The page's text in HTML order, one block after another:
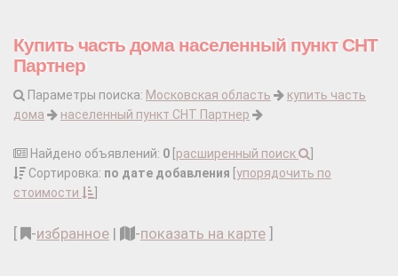
Купить часть дома населенный пункт СНТ
Партнер
Параметры поиска: Московская область
купить часть
дома
населенный пункт СНТ Партнер
Найдено объявлений: 0 расширенный поиск
Сортировка: по дате добавления упорядочить по
стоимости
-избранное | -показать на карте